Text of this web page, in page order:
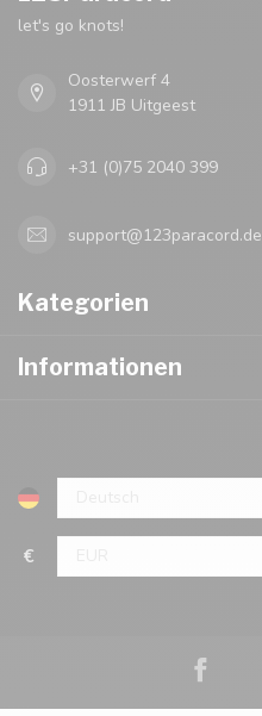
let's go knots!
Oosterwerf 4
1911 JB Uitgeest
+31 (0)75 2040 399
support@123paracord.de
Kategorien
Informationen
€